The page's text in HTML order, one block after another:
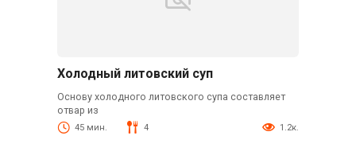
Холодный литовский суп
Основу холодного литовского супа составляет
отвар из
45 мин. 4 1.2к.